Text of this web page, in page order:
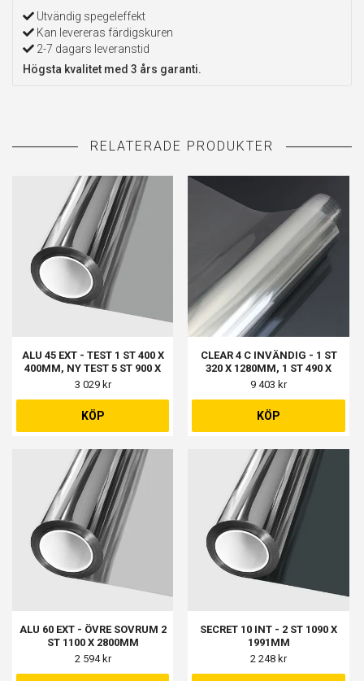
Utvändig spegeleffekt
Kan levereras färdigskuren
2-7 dagars leveranstid
Högsta kvalitet med 3 års garanti.
ALU 45 EXT - TEST 1 ST 400 X
400MM, NY TEST 5 ST 900 X
900MM
3 029 kr
KÖP
CLEAR 4 C INVÄNDIG - 1 ST
320 X 1280MM, 1 ST 490 X
1180MM, 1 ST 980 X 700MM, 1
740MM, 1 ST 540 X 1220MM, 1
ST 990 X 670MM, 2 ST 350 X
1300MM, 1 ST 410 X 1270MM,
1
9 403 kr
KÖP
ALU 60 EXT - ÖVRE SOVRUM 2
ST 1100 X 2800MM
2 594 kr
SECRET 10 INT - 2 ST 1090 X
1991MM
2 248 kr